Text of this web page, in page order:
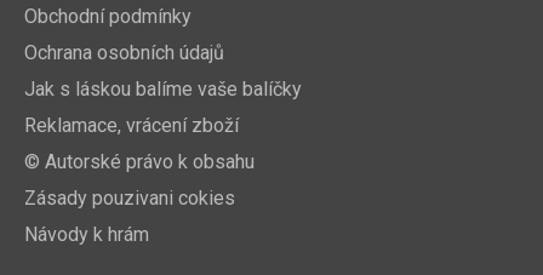
Obchodní podmínky
Ochrana osobních údajů
Jak s láskou balíme vaše balíčky
Reklamace, vrácení zboží
© Autorské právo k obsahu
Zásady pouzivani cokies
Návody k hrám